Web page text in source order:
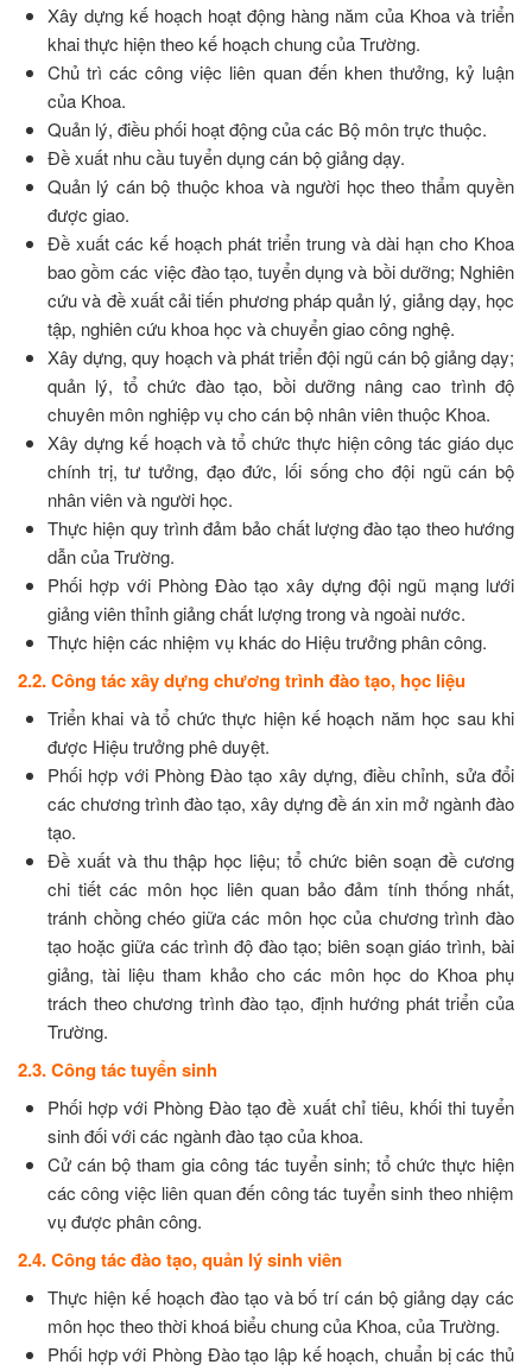
Xây dựng kế hoạch hoạt động hàng năm của Khoa và triển
khai thực hiện theo kế hoạch chung của Trường.
Chủ trì các công việc liên quan đến khen thưởng, kỷ luận
của Khoa.
Quản lý, điều phối hoạt động của các Bộ môn trực thuộc.
Đề xuất nhu cầu tuyển dụng cán bộ giảng dạy.
Quản lý cán bộ thuộc khoa và người học theo thẩm quyền
được giao.
Đề xuất các kế hoạch phát triển trung và dài hạn cho Khoa
bao gồm các việc đào tạo, tuyển dụng và bồi dưỡng; Nghiên
cứu và đề xuất cải tiến phương pháp quản lý, giảng dạy, học
tập, nghiên cứu khoa học và chuyển giao công nghệ.
Xây dựng, quy hoạch và phát triển đội ngũ cán bộ giảng dạy;
quản lý, tổ chức đào tạo, bồi dưỡng nâng cao trình độ
chuyên môn nghiệp vụ cho cán bộ nhân viên thuộc Khoa.
Xây dựng kế hoạch và tổ chức thực hiện công tác giáo dục
chính trị, tư tưởng, đạo đức, lối sống cho đội ngũ cán bộ
nhân viên và người học.
Thực hiện quy trình đảm bảo chất lượng đào tạo theo hướng
dẫn của Trường.
Phối hợp với Phòng Đào tạo xây dựng đội ngũ mạng lưới
giảng viên thỉnh giảng chất lượng trong và ngoài nước.
Thực hiện các nhiệm vụ khác do Hiệu trưởng phân công.
2.2. Công tác xây dựng chương trình đào tạo, học liệu
Triển khai và tổ chức thực hiện kế hoạch năm học sau khi
được Hiệu trưởng phê duyệt.
Phối hợp với Phòng Đào tạo xây dựng, điều chỉnh, sửa đổi
các chương trình đào tạo, xây dựng đề án xin mở ngành đào
tạo.
Đề xuất và thu thập học liệu; tổ chức biên soạn đề cương
chi tiết các môn học liên quan bảo đảm tính thống nhất,
tránh chồng chéo giữa các môn học của chương trình đào
tạo hoặc giữa các trình độ đào tạo; biên soạn giáo trình, bài
giảng, tài liệu tham khảo cho các môn học do Khoa phụ
trách theo chương trình đào tạo, định hướng phát triển của
Trường.
2.3. Công tác tuyển sinh
Phối hợp với Phòng Đào tạo đề xuất chỉ tiêu, khối thi tuyển
sinh đối với các ngành đào tạo của khoa.
Cử cán bộ tham gia công tác tuyển sinh; tổ chức thực hiện
các công việc liên quan đến công tác tuyển sinh theo nhiệm
vụ được phân công.
2.4. Công tác đào tạo, quản lý sinh viên
Thực hiện kế hoạch đào tạo và bố trí cán bộ giảng dạy các
môn học theo thời khoá biểu chung của Khoa, của Trường.
Phối hợp với Phòng Đào tạo lập kế hoạch, chuẩn bị các thủ